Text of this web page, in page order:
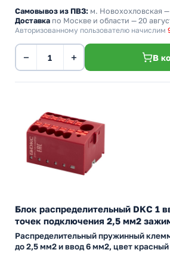
Самовывоз из ПВЗ: м. Новохохловская —
Доставка по Москве и области — 20
Авторизованному пользователю начислим
− + В
Блок распределительный DKC 1
точек подключения 2,5 мм2
Распределительный пружинный
до 2,5 мм2 и ввод 6 мм2, цвет красный